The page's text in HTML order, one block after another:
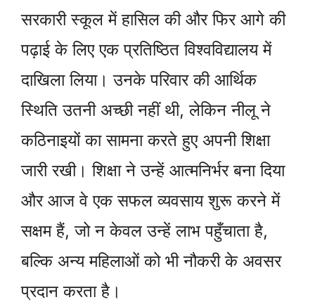
सरकारी स्कूल में हासिल की और फिर आगे की
पढ़ाई के लिए एक प्रतिष्ठित विश्वविद्यालय में
दाखिला लिया। उनके परिवार की आर्थिक
स्थिति उतनी अच्छी नहीं थी, लेकिन नीलू ने
कठिनाइयों का सामना करते हुए अपनी शिक्षा
जारी रखी। शिक्षा ने उन्हें आत्मनिर्भर बना दिया
और आज वे एक सफल व्यवसाय शुरू करने में
सक्षम हैं, जो न केवल उन्हें लाभ पहुँचाता है,
बल्कि अन्य महिलाओं को भी नौकरी के अवसर
प्रदान करता है।